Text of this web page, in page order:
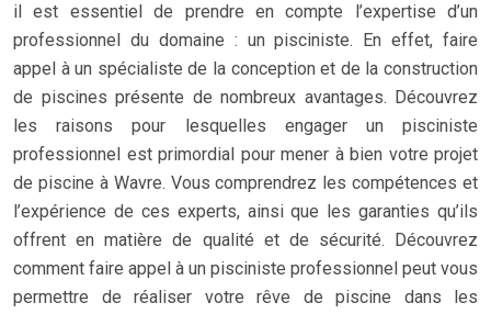
il est essentiel de prendre en compte l’expertise d’un
professionnel du domaine : un pisciniste. En effet, faire
appel à un spécialiste de la conception et de la construction
de piscines présente de nombreux avantages. Découvrez
les raisons pour lesquelles engager un pisciniste
professionnel est primordial pour mener à bien votre projet
de piscine à Wavre. Vous comprendrez les compétences et
l’expérience de ces experts, ainsi que les garanties qu’ils
offrent en matière de qualité et de sécurité. Découvrez
comment faire appel à un pisciniste professionnel peut vous
permettre de réaliser votre rêve de piscine dans les